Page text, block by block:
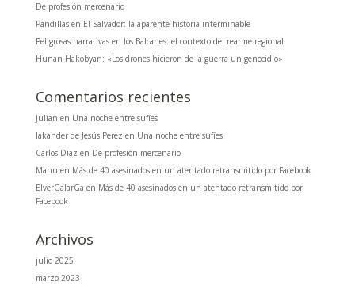
De profesión mercenario
Pandillas en El Salvador: la aparente historia interminable
Peligrosas narrativas en los Balcanes: el contexto del rearme regional
Hunan Hakobyan: «Los drones hicieron de la guerra un genocidio»
Comentarios recientes
Julian en Una noche entre sufíes
Iakander de Jesús Perez en Una noche entre sufíes
Carlos Diaz en De profesión mercenario
Manu en Más de 40 asesinados en un atentado retransmitido por Facebook
ElverGalarGa en Más de 40 asesinados en un atentado retransmitido por
Facebook
Archivos
julio 2025
marzo 2023